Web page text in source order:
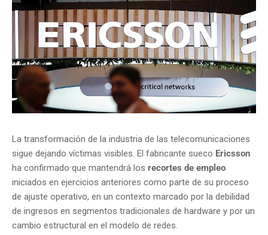
La transformación de la industria de las telecomunicaciones
sigue dejando víctimas visibles. El fabricante sueco Ericsson
ha confirmado que mantendrá los recortes de empleo
iniciados en ejercicios anteriores como parte de su proceso
de ajuste operativo, en un contexto marcado por la debilidad
de ingresos en segmentos tradicionales de hardware y por un
cambio estructural en el modelo de redes.